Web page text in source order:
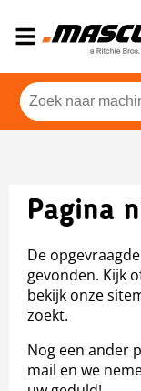
Pagina
De
gevonden. Kijk
bekijk onze
zoekt.
Nog een ander
mail en we